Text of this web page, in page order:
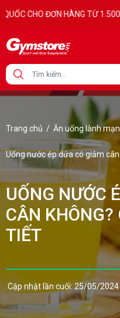
HÀNG TỪ 1.500.000Đ
Trang chủ / Ăn uống lành
Uống nước ép dứa có giảm
UỐNG NƯỚC
CÂN
TIẾT
Cập nhật lần cuối: 25/05/2024